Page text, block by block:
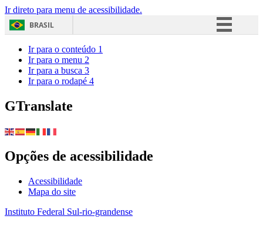
Ir direto para menu de acessibilidade.
BRASIL
Ir para o conteúdo 1
Ir para o menu 2
Ir para a busca 3
Ir para o rodapé 4
GTranslate
Opções de acessibilidade
Acessibilidade
Mapa do site
Instituto Federal Sul-rio-grandense